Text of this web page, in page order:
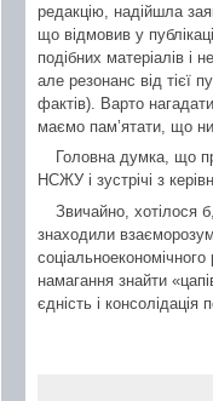
редакцію, надійшла
що відмовив у
подібних матеріалів і
але резонанс від тієї
фактів). Варто
маємо пам’ятати, що
Головна думка, що
НСЖУ і зустрічі з
Звичайно, хотілося
знаходили
намагання знайти
єдність і